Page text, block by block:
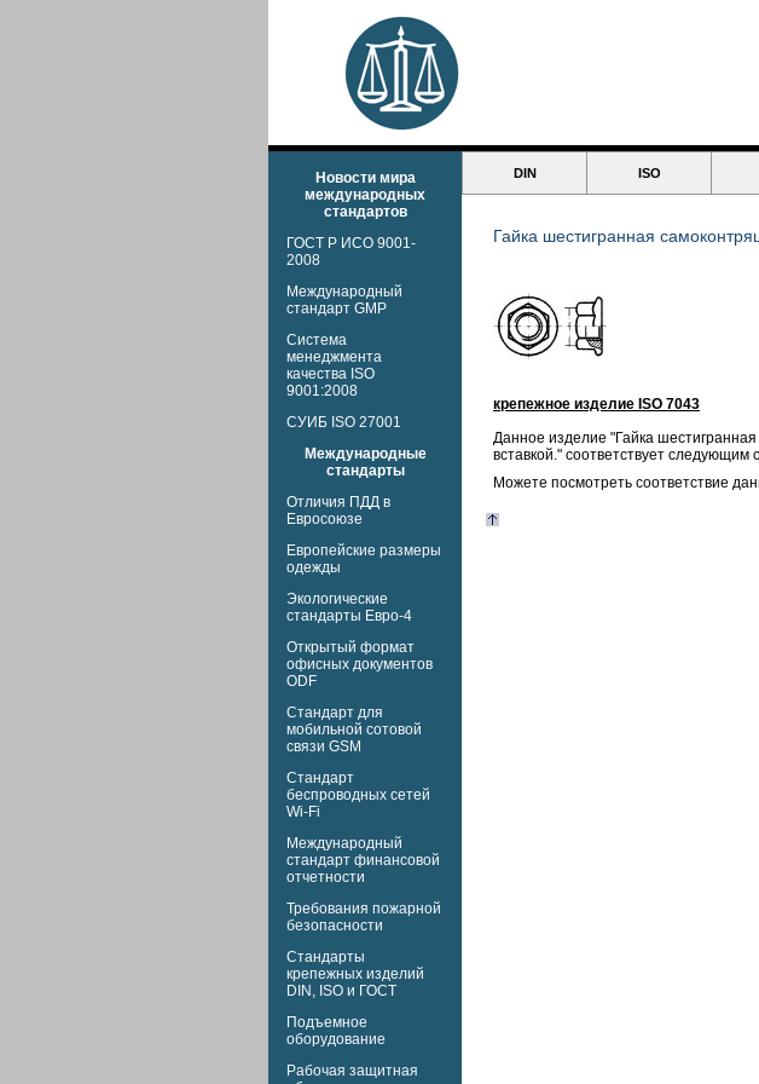
Новости мира
международных
стандартов
ГОСТ Р ИСО 9001-
2008
Международный
стандарт GMP
Система
менеджмента
качества ISO
9001:2008
СУИБ ISO 27001
Международные
стандарты
Отличия ПДД в
Евросоюзе
Европейские размеры
одежды
Экологические
стандарты Евро-4
Открытый формат
офисных документов
ODF
Стандарт для
мобильной сотовой
связи GSM
Стандарт
беспроводных сетей
Wi-Fi
Международный
стандарт финансовой
отчетности
Требования пожарной
безопасности
Стандарты
крепежных изделий
DIN, ISO и ГОСТ
Подъемное
оборудование
Рабочая защитная
DIN ISO
Гайка шестигранная
крепежное изделие ISO 7043
Данное изделие "Гайка
вставкой." соответствует следующим
Можете посмотреть соответствие